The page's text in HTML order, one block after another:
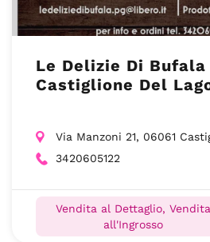
Le Delizie Di Bufala
Castiglione Del
Via Manzoni 21, 06061
3420605122
Vendita al Dettaglio, Vendita
all'Ingrosso